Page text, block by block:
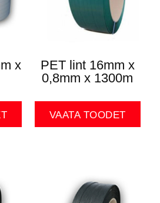
x
PET lint 16mm x
0,8mm x 1300m
VAATA TOODET